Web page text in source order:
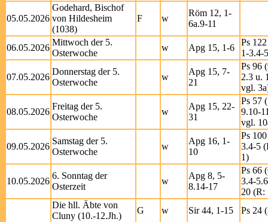
05.05.2026
Godehard, Bischof
von Hildesheim
(1038)
F w
Röm 12, 1-
6a.9-11
06.05.2026
Mittwoch der 5.
Osterwoche
w Apg 15, 1-6
Ps
1-3.4-
07.05.2026
Donnerstag der 5.
Osterwoche
w
Apg 15, 7-
21
Ps 96
2.3 u.
vgl.
08.05.2026
Freitag der 5.
Osterwoche
w
Apg 15, 22-
31
Ps 57
9.10-
vgl.
09.05.2026
Samstag der 5.
Osterwoche
w
Apg 16, 1-
10
Ps
3.4-5
1)
10.05.2026
6. Sonntag der
Osterzeit
w
Apg 8, 5-
8.14-17
Ps 66
3.4-
20 (R:
Die hll. Äbte von
Cluny (10.-12.Jh.)
G w Sir 44, 1-15
Ps 24